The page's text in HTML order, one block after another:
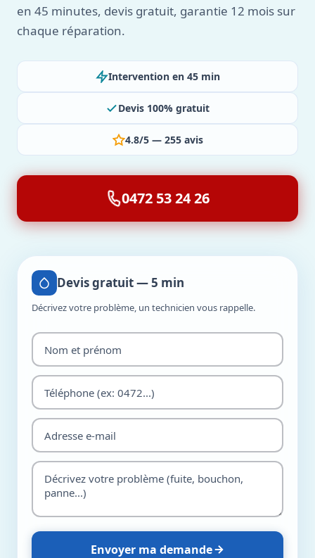
en 45 minutes, devis gratuit, garantie 12 mois sur
chaque réparation.
Intervention en 45 min
Devis 100% gratuit
4.8/5 — 255 avis
0472 53 24 26
Devis gratuit — 5 min
Décrivez votre problème, un technicien vous rappelle.
Envoyer ma demande